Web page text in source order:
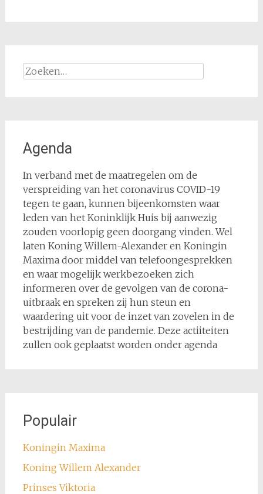
Zoeken
Agenda
In verband met de maatregelen om de
verspreiding van het coronavirus COVID-19
tegen te gaan, kunnen bijeenkomsten waar
leden van het Koninklijk Huis bij aanwezig
zouden voorlopig geen doorgang vinden. Wel
laten Koning Willem-Alexander en Koningin
Maxima door middel van telefoongesprekken
en waar mogelijk werkbezoeken zich
informeren over de gevolgen van de corona-
uitbraak en spreken zij hun steun en
waardering uit voor de inzet van zovelen in de
bestrijding van de pandemie. Deze actiiteiten
zullen ook geplaatst worden onder agenda
Populair
Koningin Maxima
Koning Willem Alexander
Prinses Viktoria